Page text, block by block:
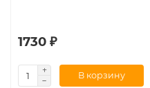
1730 ₽
В корзину